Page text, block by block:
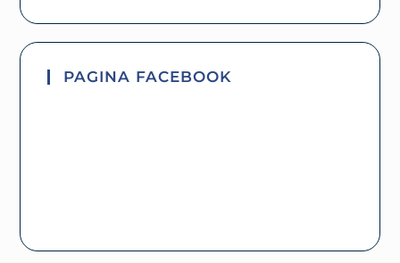
PAGINA FACEBOOK